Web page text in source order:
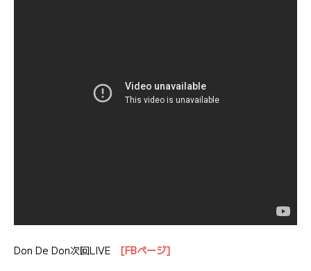
Don De Don次回LIVE [FBページ]